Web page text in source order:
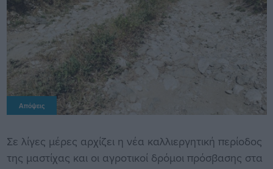
Απόψεις
Σε λίγες μέρες αρχίζει η νέα καλλιεργητική περίοδος
της μαστίχας και οι αγροτικοί δρόμοι πρόσβασης στα